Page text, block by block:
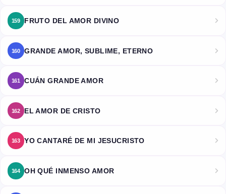
159 FRUTO DEL AMOR DIVINO
160 GRANDE AMOR, SUBLIME, ETERNO
161 CUÁN GRANDE AMOR
162 EL AMOR DE CRISTO
163 YO CANTARÉ DE MI JESUCRISTO
164 OH QUÉ INMENSO AMOR